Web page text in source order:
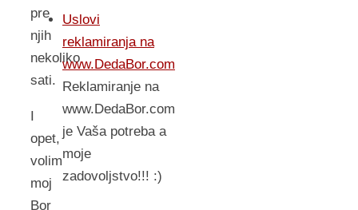
pre
njih
nekoliko
sati.
I
opet,
volim
moj
Bor
Uslovi
reklamiranja na
www.DedaBor.com
Reklamiranje na
www.DedaBor.com
je Vaša potreba a
moje
zadovoljstvo!!! :)